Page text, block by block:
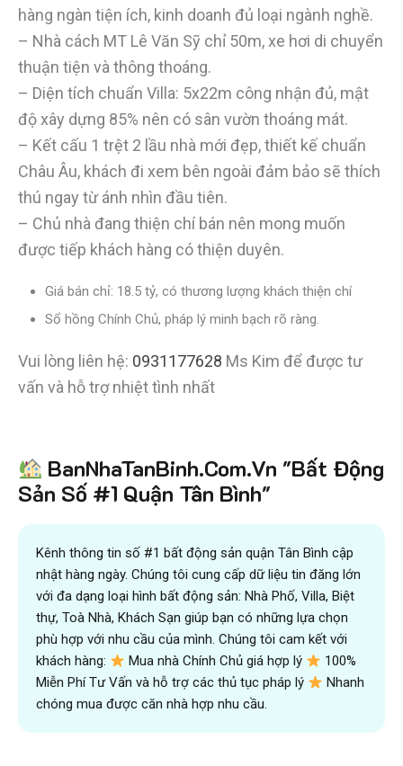
hàng ngàn tiện ích, kinh doanh đủ loại ngành nghề.
– Nhà cách MT Lê Văn Sỹ chỉ 50m, xe hơi di chuyển
thuận tiện và thông thoáng.
– Diện tích chuẩn Villa: 5x22m công nhận đủ, mật
độ xây dựng 85% nên có sân vườn thoáng mát.
– Kết cấu 1 trệt 2 lầu nhà mới đẹp, thiết kế chuẩn
Châu Âu, khách đi xem bên ngoài đảm bảo sẽ thích
thú ngay từ ánh nhìn đầu tiên.
– Chủ nhà đang thiện chí bán nên mong muốn
được tiếp khách hàng có thiện duyên.
Giá bán chỉ: 18.5 tỷ, có thương lượng khách thiện chí
Sổ hồng Chính Chủ, pháp lý minh bạch rõ ràng.
Vui lòng liên hệ: 0931177628 Ms Kim để được tư
vấn và hỗ trợ nhiệt tình nhất
Tiết kiệmhơn 90% thời gian , mua bán được nhanh hơn
và kiếm được nhiều tiền hơn với sự trợ giúp đắc lực của
đội ngũ chuyên gia VICTORY REAL
Trên 10.500 Khách Hàng Đã Tìm Mua
Nhanh
BanNhaTanBinh.Com.Vn "Bất Động
Sản Số #1 Quận Tân Bình"
Kênh thông tin số #1 bất động sản quận Tân Bình cập
nhật hàng ngày. Chúng tôi cung cấp dữ liệu tin đăng lớn
với đa dạng loại hình bất động sản: Nhà Phố, Villa, Biệt
thự, Toà Nhà, Khách Sạn giúp bạn có những lựa chọn
phù hợp với nhu cầu của mình. Chúng tôi cam kết với
khách hàng:
Mua nhà Chính Chủ giá hợp lý
100%
Miễn Phí Tư Vấn và hỗ trợ các thủ tục pháp lý
Nhanh
chóng mua được căn nhà hợp nhu cầu.